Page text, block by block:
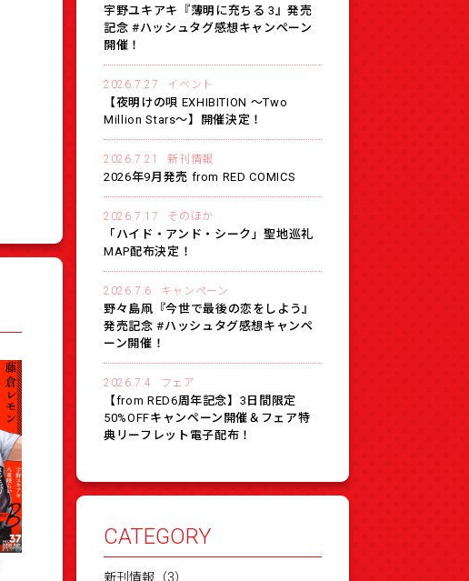
宇野ユキアキ『薄明に充ちる 3』発売
記念 #ハッシュタグ感想キャンペーン
開催！
2026.7.27 イベント
【夜明けの唄 EXHIBITION 〜Two
Million Stars〜】開催決定！
2026.7.21 新刊情報
2026年9月発売 from RED COMICS
2026.7.17 そのほか
「ハイド・アンド・シーク」聖地巡礼
MAP配布決定！
2026.7.6 キャンペーン
野々島凧『今世で最後の恋をしよう』
発売記念 #ハッシュタグ感想キャンペ
ーン開催！
2026.7.4 フェア
【from RED6周年記念】3日間限定
50%OFFキャンペーン開催＆フェア特
典リーフレット電子配布！
CATEGORY
新刊情報（3）